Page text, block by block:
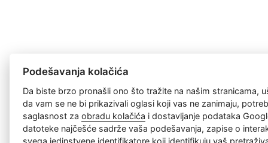
Podešavanja kolačića
Da biste brzo pronašli ono što tražite na našim stranicama,
da vam se ne bi prikazivali oglasi koji vas ne zanimaju,
saglasnost zaobradu kolačića i dostavljanje podataka
datoteke najčešće sadrže vaša podešavanja, zapise o
svega jedinstvene identifikatore koji identifikuju vaš